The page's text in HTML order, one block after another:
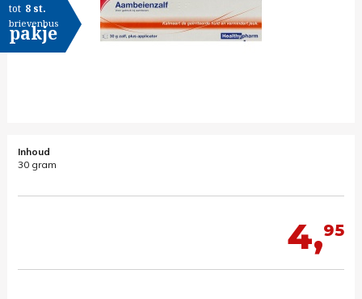
tot 8 st.
brievenbus
pakje
Inhoud
30 gram
4,95